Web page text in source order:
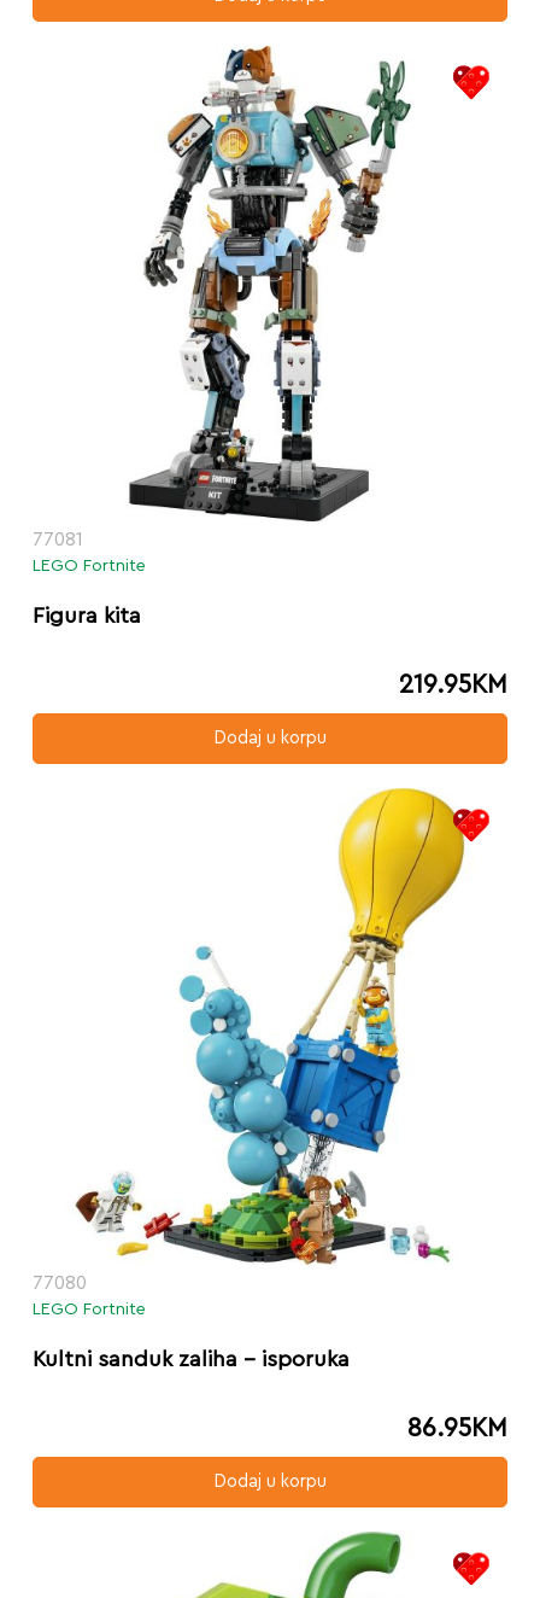
77081
LEGO Fortnite
Figura kita
219.95KM
Dodaj u korpu
77080
LEGO Fortnite
Kultni sanduk zaliha – isporuka
86.95KM
Dodaj u korpu